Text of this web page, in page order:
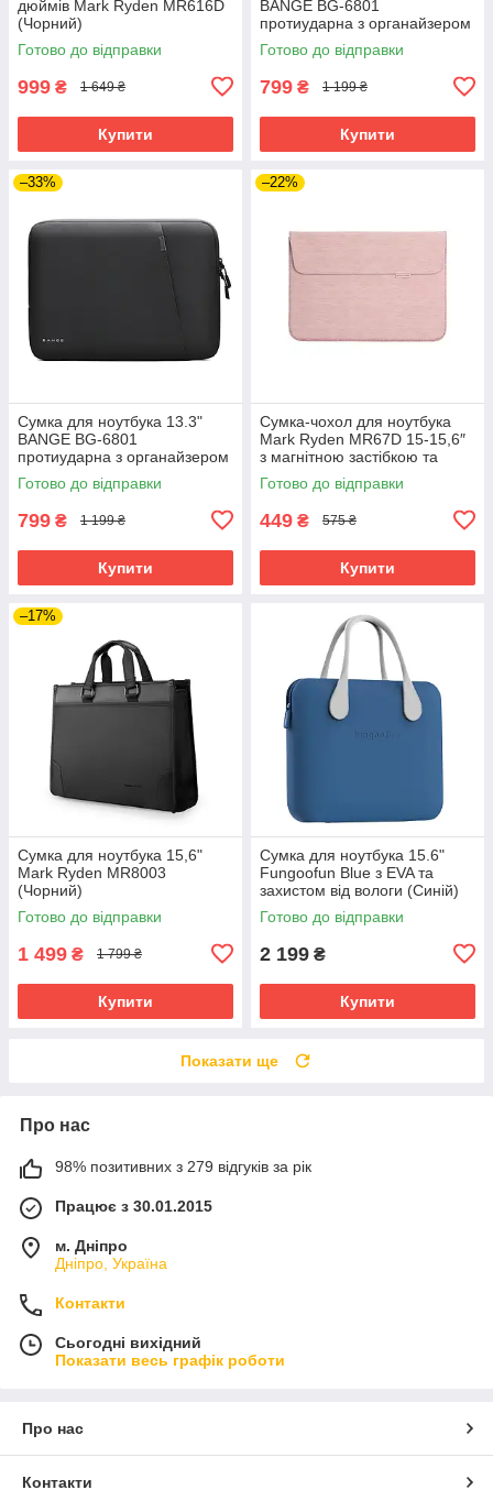
дюймів Mark Ryden MR616D
(Чорний)
Готово до відправки
999 ₴ 1 649 ₴
Купити
BANGE BG-6801
протиударна з органайзером
та захистом від вологи
(Бежевий)
Готово до відправки
799 ₴ 1 199 ₴
Купити
–33%
Сумка для ноутбука 13.3"
BANGE BG-6801
протиударна з органайзером
та захистом від вологи
(Чорний)
Готово до відправки
799 ₴ 1 199 ₴
Купити
–22%
Сумка-чохол для ноутбука
Mark Ryden MR67D 15-15,6″
з магнітною застібкою та
м'якою підкладкою (Рожевий)
Готово до відправки
449 ₴ 575 ₴
Купити
–17%
Сумка для ноутбука 15,6"
Mark Ryden MR8003
(Чорний)
Готово до відправки
1 499 ₴ 1 799 ₴
Купити
Сумка для ноутбука 15.6"
Fungoofun Blue з EVA та
захистом від вологи (Синій)
Готово до відправки
2 199 ₴
Купити
Показати ще
Про нас
98% позитивних з 279 відгуків за рік
Працює з 30.01.2015
м. Дніпро
Дніпро, Україна
Контакти
Сьогодні вихідний
Показати весь графік роботи
Про нас
Контакти